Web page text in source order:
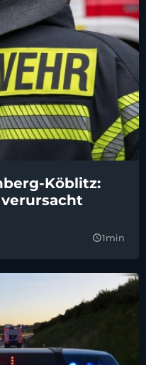
Köblitz:
query_builder1min